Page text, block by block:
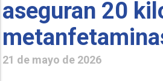
aseguran 20
21 de mayo de 2026